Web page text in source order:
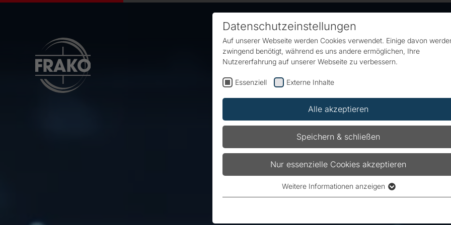
Datenschutzeinstellungen
Auf unserer Webseite werden Cookies verwendet. Einige davon
zwingend benötigt, während es uns andere ermöglichen, Ihre
Nutzererfahrung auf unserer Webseite zu verbessern.
Essenziell Externe Inhalte
Alle akzeptieren
Speichern & schließen
Nur essenzielle Cookies akzeptieren
Weitere Informationen anzeigen